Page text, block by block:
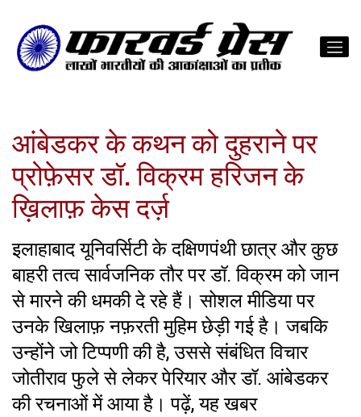
आंबेडकर के कथन को दुहराने पर
प्रोफ़ेसर डॉ. विक्रम हरिजन के
ख़िलाफ़ केस दर्ज़
इलाहाबाद यूनिवर्सिटी के दक्षिणपंथी छात्र और कुछ
बाहरी तत्व सार्वजनिक तौर पर डॉ. विक्रम को जान
से मारने की धमकी दे रहे हैं। सोशल मीडिया पर
उनके खिलाफ़ नफ़रती मुहिम छेड़ी गई है। जबकि
उन्होंने जो टिप्पणी की है, उससे संबंधित विचार
जोतीराव फुले से लेकर पेरियार और डॉ. आंबेडकर
की रचनाओं में आया है। पढ़ें, यह खबर